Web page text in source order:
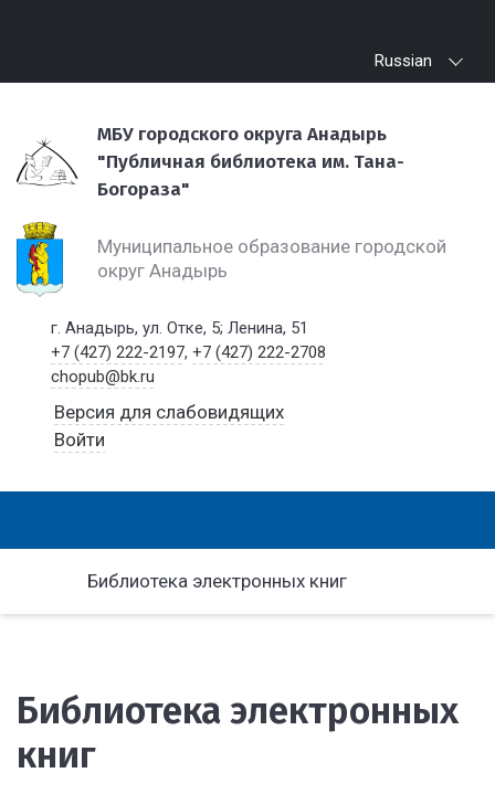
Russian
МБУ городского округа Анадырь
"Публичная библиотека им. Тана-
Богораза"
Муниципальное образование городской
округ Анадырь
г. Анадырь, ул. Отке, 5; Ленина, 51
+7 (427) 222-2197,+7 (427) 222-2708
chopub@bk.ru
Версия для слабовидящих
Войти
Библиотека электронных книг
Библиотека электронных
книг